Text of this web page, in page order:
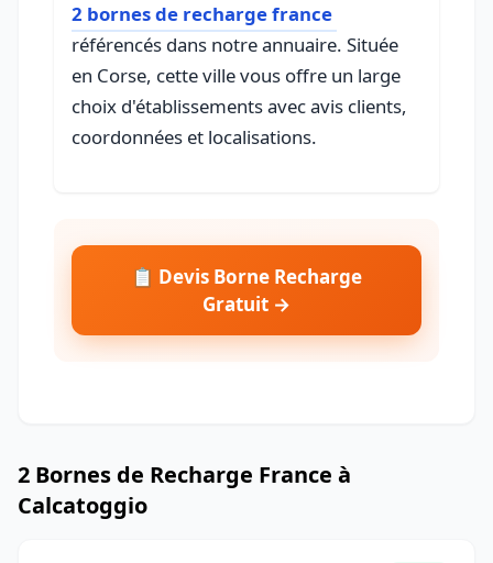
2 bornes de recharge france
référencés dans notre annuaire. Située
en Corse, cette ville vous offre un large
choix d'établissements avec avis clients,
coordonnées et localisations.
📋 Devis Borne Recharge
Gratuit →
2 Bornes de Recharge France à
Calcatoggio